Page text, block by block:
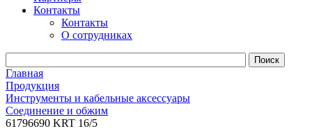
Контакты
Контакты
О сотрудниках
Главная
Продукция
Инструменты и кабельные аксессуары
Соединение и обжим
61796690 KRT 16/5